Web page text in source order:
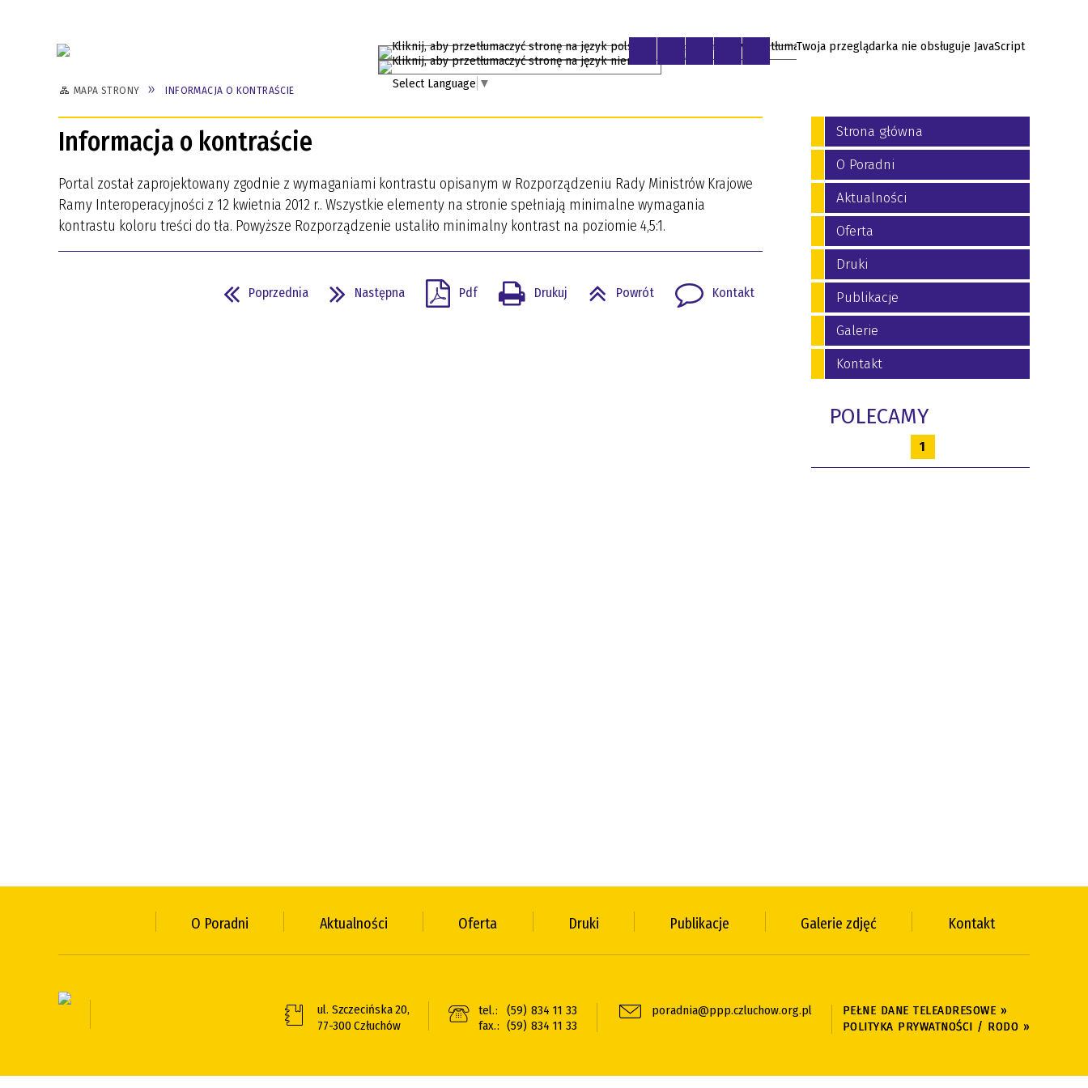
EN
Select Language ▼
Twoja przeglądarka nie obsługuje JavaScript
MAPA STRONY INFORMACJA O KONTRAŚCIE
Informacja o kontraście
Portal został zaprojektowany zgodnie z wymaganiami kontrastu opisanym w Rozporządzeniu Rady Ministrów Krajowe
Ramy Interoperacyjności z 12 kwietnia 2012 r.. Wszystkie elementy na stronie spełniają minimalne wymagania
kontrastu koloru treści do tła. Powyższe Rozporządzenie ustaliło minimalny kontrast na poziomie 4,5:1.
Poprzednia Następna Pdf Drukuj Powrót Kontakt
Strona główna
O Poradni
Aktualności
Oferta
Druki
Publikacje
Galerie
Kontakt
POLECAMY
1
O Poradni Aktualności Oferta Druki Publikacje Galerie zdjęć Kontakt
ul. Szczecińska 20,
77-300 Człuchów
tel.:
(59) 834 11 33
fax.: (59) 834 11 33
poradnia@ppp.czluchow.org.pl
PEŁNE DANE TELEADRESOWE »
POLITYKA PRYWATNOŚCI / RODO »